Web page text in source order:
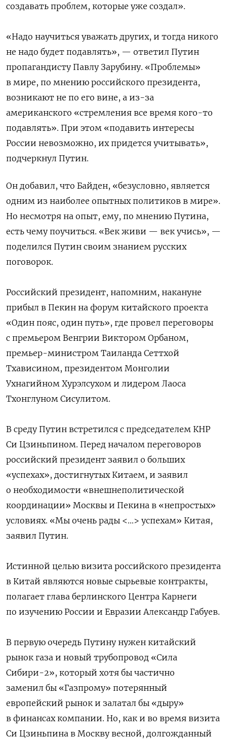
создавать проблем, которые уже создал».
«Надо научиться уважать других, и тогда никого
не надо будет подавлять», — ответил Путин
пропагандисту Павлу Зарубину. «Проблемы»
в мире, по мнению российского президента,
возникают не по его вине, а из-за
американского «стремления все время кого-то
подавлять». При этом «подавить интересы
России невозможно, их придется учитывать»,
подчеркнул Путин.
Он добавил, что Байден, «безусловно, является
одним из наиболее опытных политиков в мире».
Но несмотря на опыт, ему, по мнению Путина,
есть чему поучиться. «Век живи — век учись», —
поделился Путин своим знанием русских
поговорок.
Российский президент, напомним, накануне
прибыл в Пекин на форум китайского проекта
«Один пояс, один путь», где провел переговоры
с премьером Венгрии Виктором Орбаном,
премьер-министром Таиланда Сеттхой
Тхависином, президентом Монголии
Ухнагийном Хурэлсухом и лидером Лаоса
Тхонглуном Сисулитом.
В среду Путин встретился с председателем КНР
Си Цзиньпином. Перед началом переговоров
российский президент заявил о больших
«успехах», достигнутых Китаем, и заявил
о необходимости «внешнеполитической
координации» Москвы и Пекина в «непростых»
условиях. «Мы очень рады <…> успехам» Китая,
заявил Путин.
Истинной целью визита российского президента
в Китай являются новые сырьевые контракты,
полагает глава берлинского Центра Карнеги
по изучению России и Евразии Александр Габуев.
В первую очередь Путину нужен китайский
рынок газа и новый трубопровод «Сила
Сибири-2», который хотя бы частично
заменил бы «Газпрому» потерянный
европейский рынок и залатал бы «дыру»
в финансах компании. Но, как и во время визита
Си Цзиньпина в Москву весной, долгожданный